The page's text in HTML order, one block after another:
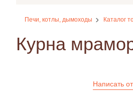
Печи, котлы, дымоходы Каталог
Курна
Написать